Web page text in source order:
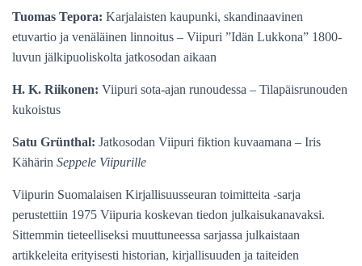
Tuomas Tepora: Karjalaisten kaupunki, skandinaavinen
etuvartio ja venäläinen linnoitus – Viipuri ”Idän Lukkona” 1800-
luvun jälkipuoliskolta jatkosodan aikaan
H. K. Riikonen: Viipuri sota-ajan runoudessa – Tilapäisrunouden
kukoistus
Satu Grünthal: Jatkosodan Viipuri fiktion kuvaamana – Iris
Kähärin Seppele Viipurille
Viipurin Suomalaisen Kirjallisuusseuran toimitteita -sarja
perustettiin 1975 Viipuria koskevan tiedon julkaisukanavaksi.
Sittemmin tieteelliseksi muuttuneessa sarjassa julkaistaan
artikkeleita erityisesti historian, kirjallisuuden ja taiteiden